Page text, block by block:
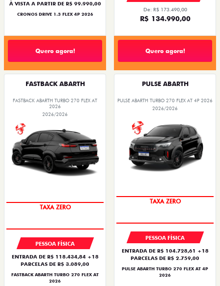
À VISTA A PARTIR DE R$ 99.990,00
CRONOS DRIVE 1.3 FLEX 4P 2026
Quero agora!
De: R$ 173.490,00
R$ 134.990,00
Quero agora!
FASTBACK ABARTH
FASTBACK ABARTH TURBO 270 FLEX AT
2026
2026/2026
TAXA ZERO
PESSOA FÍSICA
ENTRADA DE R$ 118.434,84 +18
PARCELAS DE R$ 3.089,00
FASTBACK ABARTH TURBO 270 FLEX AT
2026
PULSE ABARTH
PULSE ABARTH TURBO 270 FLEX AT 4P 2026
2026/2026
TAXA ZERO
PESSOA FÍSICA
ENTRADA DE R$ 104.728,61 +18
PARCELAS DE R$ 2.759,00
PULSE ABARTH TURBO 270 FLEX AT 4P
2026